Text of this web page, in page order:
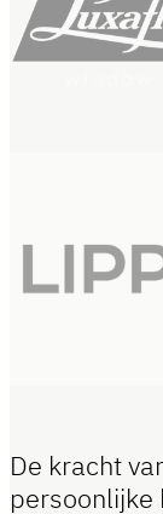
De kracht
persoonlijke